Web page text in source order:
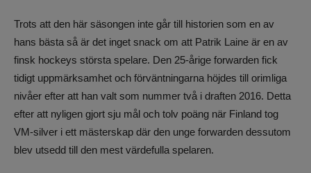
Trots att den här säsongen inte går till historien som en av
hans bästa så är det inget snack om att Patrik Laine är en av
finsk hockeys största spelare. Den 25-årige forwarden fick
tidigt uppmärksamhet och förväntningarna höjdes till orimliga
nivåer efter att han valt som nummer två i draften 2016. Detta
efter att nyligen gjort sju mål och tolv poäng när Finland tog
VM-silver i ett mästerskap där den unge forwarden dessutom
blev utsedd till den mest värdefulla spelaren.